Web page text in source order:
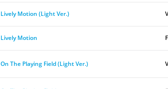
Lively Motion (Light Ver.)
Lively Motion
On The Playing Field (Light Ver.)